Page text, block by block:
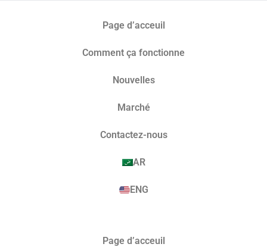
Page d’acceuil
Comment ça fonctionne
Nouvelles
Marché​
Contactez-nous
AR
ENG
Page d’acceuil